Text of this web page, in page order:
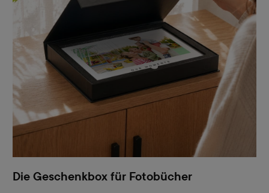
Die Geschenkbox für Fotobücher